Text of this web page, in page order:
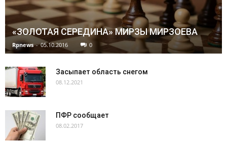
«ЗОЛОТАЯ СЕРЕДИНА» МИРЗЫ МИРЗОЕВА
Rpnews - 05.10.2016 0
Засыпает область снегом
08.12.2021
ПФР сообщает
08.02.2017